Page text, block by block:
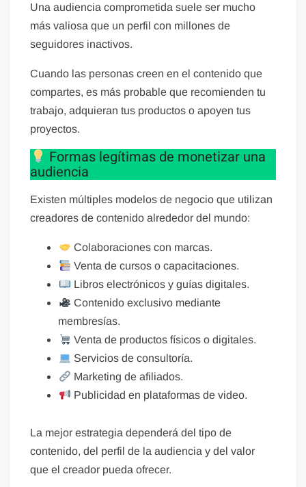
Una audiencia comprometida suele ser mucho
más valiosa que un perfil con millones de
seguidores inactivos.
Cuando las personas creen en el contenido que
compartes, es más probable que recomienden tu
trabajo, adquieran tus productos o apoyen tus
proyectos.
Formas legítimas de monetizar una
audiencia
Existen múltiples modelos de negocio que utilizan
creadores de contenido alrededor del mundo:
Colaboraciones con marcas.
Venta de cursos o capacitaciones.
Libros electrónicos y guías digitales.
Contenido exclusivo mediante
membresías.
Venta de productos físicos o digitales.
Servicios de consultoría.
Marketing de afiliados.
Publicidad en plataformas de video.
La mejor estrategia dependerá del tipo de
contenido, del perfil de la audiencia y del valor
que el creador pueda ofrecer.